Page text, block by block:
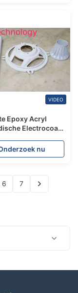
VIDEO
Epoxy Acryl
Electrocoat-
nu
6 7